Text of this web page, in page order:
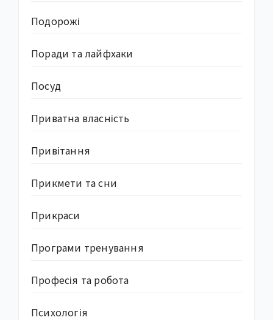
Подорожі
Поради та лайфхаки
Посуд
Приватна власність
Привітання
Прикмети та сни
Прикраси
Програми тренування
Професія та робота
Психологія